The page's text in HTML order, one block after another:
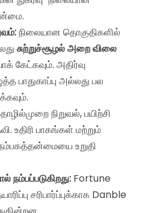
நிலையான தொகுதிகளில்
சுற்றுச்சூழல் அறை விலை
கேட்கவும். அதிர்வு
பாதுகாப்பு அல்லது பல
நிறுவல், பயிற்சி
உதிரி பாகங்கள் மற்றும்
உறுதி
நம்பப்படுகிறது: Fortune
சரிபார்ப்புக்காக Danble